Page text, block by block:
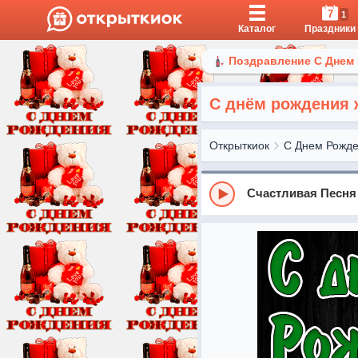
Каталог
7 1
Праздники
Поздравление С
С днём рождения
Открыткиок С Днем
Счастливая Песня